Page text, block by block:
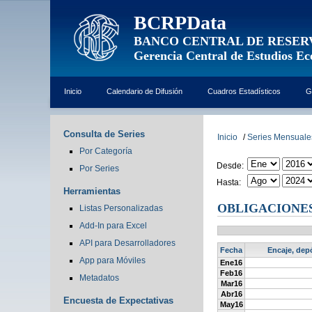
BCRPData
BANCO CENTRAL DE
Gerencia Central de Estudios
Inicio Calendario de Difusión Cuadros Estadísticos
Consulta de Series
Por Categoría
Por Series
Herramientas
Listas Personalizadas
Add-In para Excel
API para Desarrolladores
App para Móviles
Metadatos
Encuesta de Expectativas
Inicio / Series
Desde:
Hasta:
Fecha
Encaje,
Ene16
Feb16
Mar16
Abr16
May16